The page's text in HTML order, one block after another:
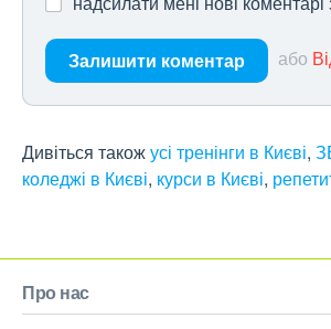
Залишити коментар або
Дивіться такожусі тренінги в Києві,
коледжі в Києві, курси в Києві,
Про нас